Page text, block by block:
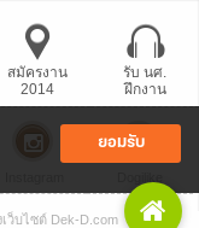
ยอมรับ
สมัครงาน
2014
รับ นศ.
ฝึกงาน
ยวออฟฟิศ Dek-D
ว็บไซต์ Dek-D.com